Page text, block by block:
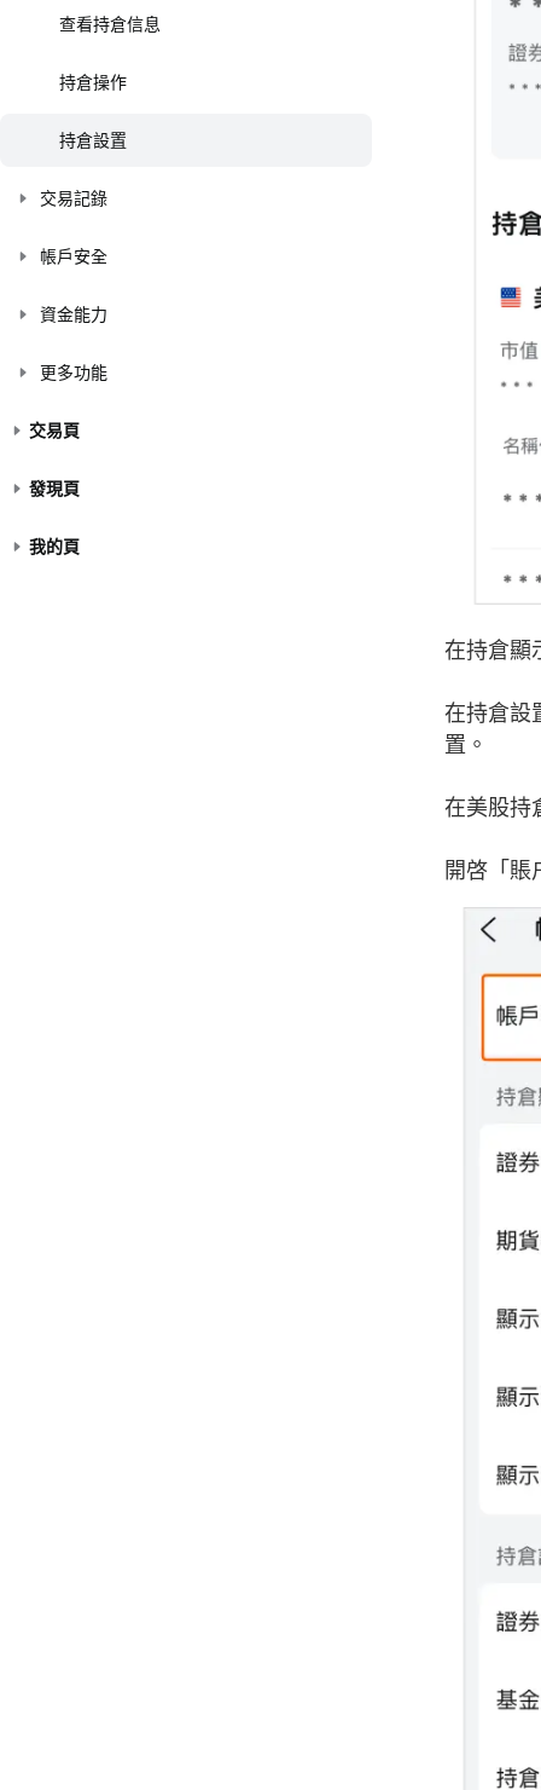
查看持倉信息
持倉操作
持倉設置
交易記錄
帳戶安全
資金能力
更多功能
交易頁
發現頁
我的頁
在持倉顯
在持倉設
置。
在美股持
開啓「賬